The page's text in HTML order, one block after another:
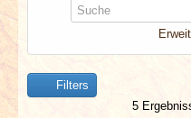
NEUESTE ARTIKEL
NEWS & DATES
BERICHTE
Filters
5